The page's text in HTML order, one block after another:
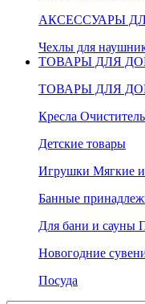
АКСЕССУАРЫ
Чехлы для
ТОВАРЫ ДЛЯ
ТОВАРЫ ДЛЯ
Кресла
Детские товары
Игрушки Мягкие
Банные
Для бани и сауны
Новогодние
Посуда